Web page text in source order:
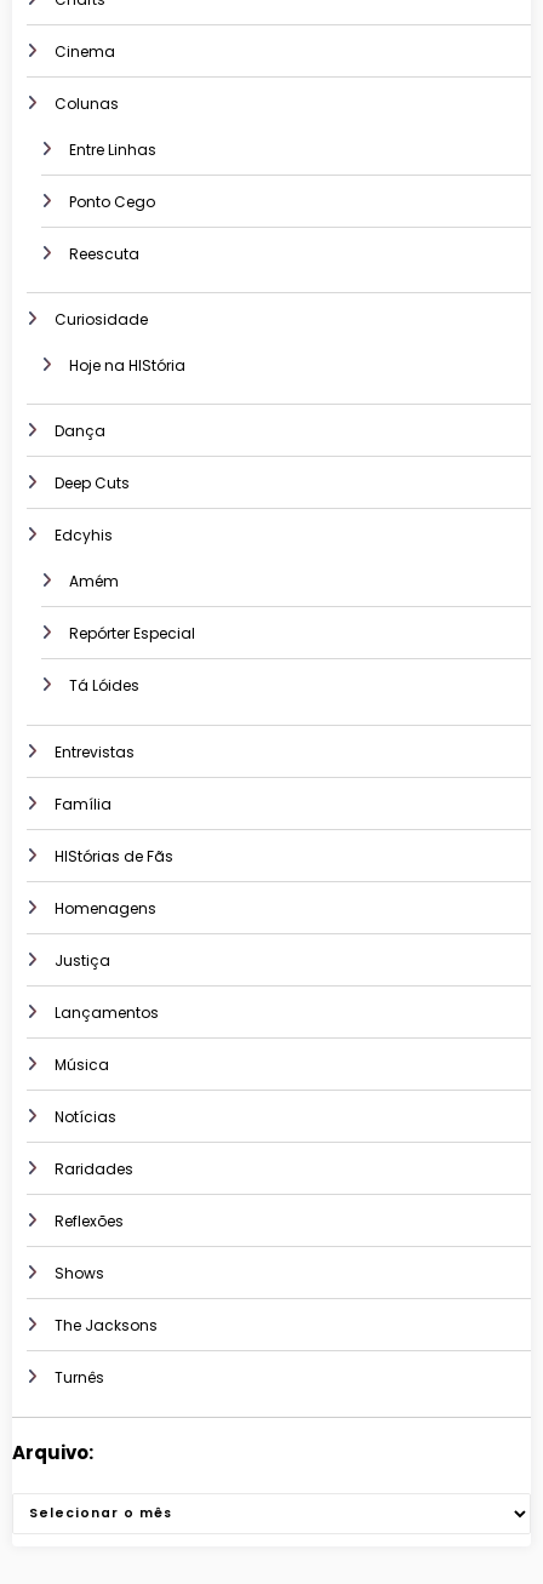
Cinema
Colunas
Entre Linhas
Ponto Cego
Reescuta
Curiosidade
Hoje na HIStória
Dança
Deep Cuts
Edcyhis
Amém
Repórter Especial
Tá Lóides
Entrevistas
Família
HIStórias de Fãs
Homenagens
Justiça
Lançamentos
Música
Notícias
Raridades
Reflexões
Shows
The Jacksons
Turnês
Arquivo:
Arquivos